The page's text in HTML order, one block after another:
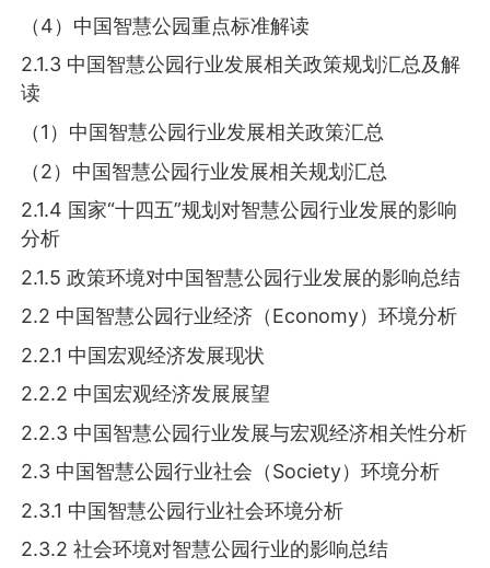
（4）中国智慧公园重点标准解读
2.1.3 中国智慧公园行业发展相关政策规划汇总及解
读
（1）中国智慧公园行业发展相关政策汇总
（2）中国智慧公园行业发展相关规划汇总
2.1.4 国家“十四五”规划对智慧公园行业发展的影响
分析
2.1.5 政策环境对中国智慧公园行业发展的影响总结
2.2 中国智慧公园行业经济（Economy）环境分析
2.2.1 中国宏观经济发展现状
2.2.2 中国宏观经济发展展望
2.2.3 中国智慧公园行业发展与宏观经济相关性分析
2.3 中国智慧公园行业社会（Society）环境分析
2.3.1 中国智慧公园行业社会环境分析
2.3.2 社会环境对智慧公园行业的影响总结